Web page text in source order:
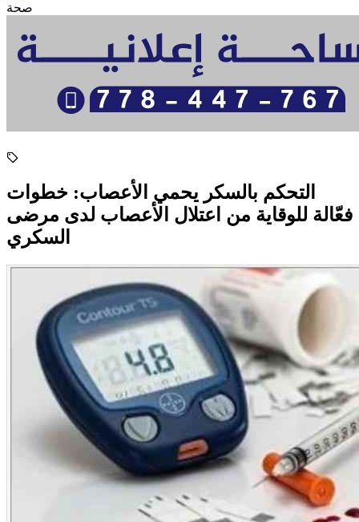
صحة
التحكم بالسكر يحمي الأعصاب: خطوات
فعّالة للوقاية من اعتلال الأعصاب لدى مرضى
السكري